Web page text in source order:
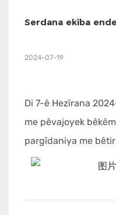
Serdana ekîba
2024-07-19
Di 7-ê Hezîrana
me pêvajoyek
pargîdaniya me